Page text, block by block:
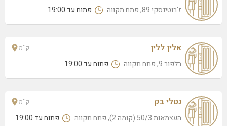
ז'בוטינסקי 89, פתח תקווה פתוח עד 19:00
אלין ללין
בלפור 9, פתח תקווה פתוח עד 19:00
ק''מ
נטלי בק
העצמאות 50/3 (קומה 2), פתח תקווה פתוח עד 19:00
ק''מ